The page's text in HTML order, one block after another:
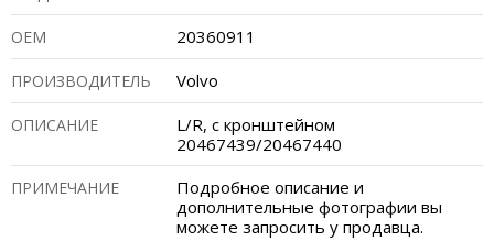
ОЕМ 20360911
ПРОИЗВОДИТЕЛЬ Volvo
ОПИСАНИЕ
L/R, с кронштейном
20467439/20467440
ПРИМЕЧАНИЕ
Подробное описание и
дополнительные фотографии вы
можете запросить у продавца.